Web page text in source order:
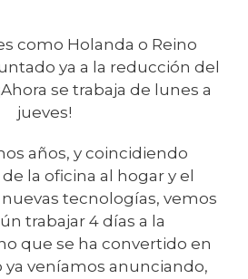
como Holanda o Reino
ya a la reducción del
se trabaja de lunes a
jueves!
años, y coincidiendo
la oficina al hogar y el
tecnologías, vemos
trabajar 4 días a la
que se ha convertido en
veníamos anunciando,